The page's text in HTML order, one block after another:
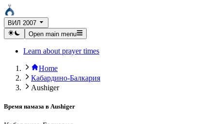
ВИЛ 2007
Open main menu
Learn about prayer times
Home
Кабардино-Балкария
Aushiger
Время намаза в Aushiger